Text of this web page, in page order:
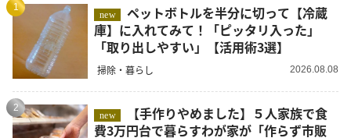
1
new
ペットボトルを半分に切って【冷蔵
庫】に入れてみて！「ピッタリ入った」
「取り出しやすい」【活用術3選】
掃除・暮らし 2026.08.08
2
new
費3万円台で暮らすわが家が「作らず市販